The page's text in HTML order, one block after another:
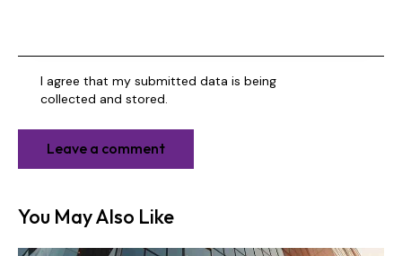
I agree that my submitted data is being
collected and stored.
You May Also Like